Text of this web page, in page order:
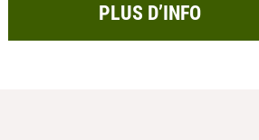
PLUS D’INFO